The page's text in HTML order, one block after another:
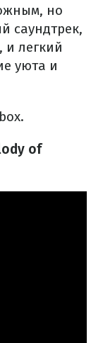
но
саундтрек,
и легкий
уюта и
of